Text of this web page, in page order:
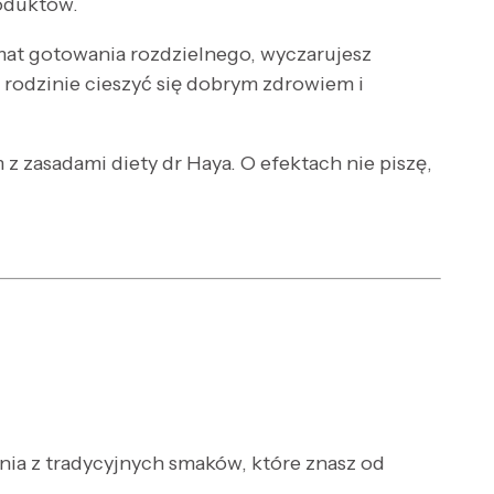
gotowania rozdzielnego, wyczarujesz
cieszyć się dobrym zdrowiem i
zasadami diety dr Haya. O efektach nie piszę,
z tradycyjnych smaków, które znasz od